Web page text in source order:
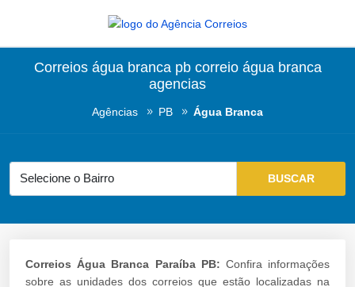
Correios água branca pb correio água branca
agencias
Agências PB Água Branca
Correios Água Branca Paraíba PB: Confira informações
sobre as unidades dos correios que estão localizadas na